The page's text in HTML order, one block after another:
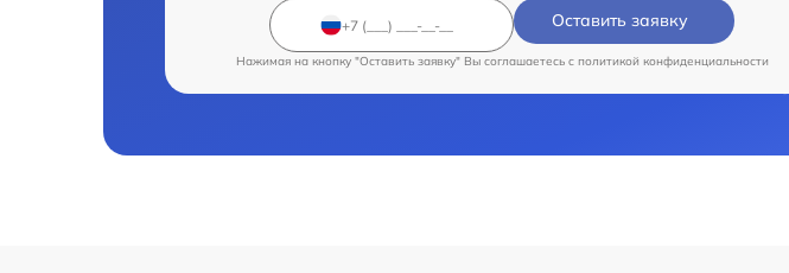
Оставить заявку
Нажимая на кнопку "Оставить заявку" Вы соглашаетесь c политикой конфиденциальности